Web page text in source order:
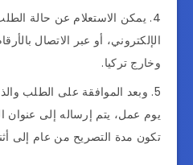
يمكن الاستعلام عن حالة
الإلكتروني، أو عبر الاتصال
وخارج تركيا.
يوم عمل، يتم إرساله إلى عنوان
تكون مدة التصريح من عام إلى